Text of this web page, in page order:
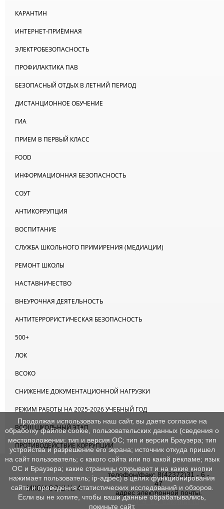
КАРАНТИН
ИНТЕРНЕТ-ПРИЁМНАЯ
ЭЛЕКТРОБЕЗОПАСНОСТЬ
ПРОФИЛАКТИКА ПАВ
БЕЗОПАСНЫЙ ОТДЫХ В ЛЕТНИЙ ПЕРИОД
ДИСТАНЦИОННОЕ ОБУЧЕНИЕ
ГИА
ПРИЕМ В ПЕРВЫЙ КЛАСС
FOOD
ИНФОРМАЦИОННАЯ БЕЗОПАСНОСТЬ
СОУТ
АНТИКОРРУПЦИЯ
ВОСПИТАНИЕ
СЛУЖБА ШКОЛЬНОГО ПРИМИРЕНИЯ (МЕДИАЦИИ)
РЕМОНТ ШКОЛЫ
НАСТАВНИЧЕСТВО
ВНЕУРОЧНАЯ ДЕЯТЕЛЬНОСТЬ
АНТИТЕРРОРИСТИЧЕСКАЯ БЕЗОПАСНОСТЬ
500+
ЛОК
ВСОКО
СНИЖЕНИЕ ДОКУМЕНТАЦИОННОЙ НАГРУЗКИ
РЕЖИМ РАБОТЫ НА 2025-2026 УЧЕБНЫЙ ГОД
ВСОШ ШКОЛЬНЫЙ ЭТАП
ПРОТИВОДЕЙСТВИЕ КОРРУПЦИИ
МКОУ СОШ № 4
телефон/факс 8(42372)31 - 6 -
47
адрес электронной почты:
school_4_63_63@mail.ru
Продолжая использовать наш сайт, вы даете согласие на
обработку файлов cookie, пользовательских данных (сведения о
местоположении; тип и версия ОС; тип и версия Браузера; тип
устройства и разрешение его экрана; источник откуда пришел
на сайт пользователь; с какого сайта или по какой рекламе; язык
ОС и Браузера; какие страницы открывает и на какие кнопки
нажимает пользователь; ip-адрес) в целях функционирования
сайта и проведения статистических исследований и обзоров.
Если вы не хотите, чтобы ваши данные обрабатывались,
покиньте сайт.